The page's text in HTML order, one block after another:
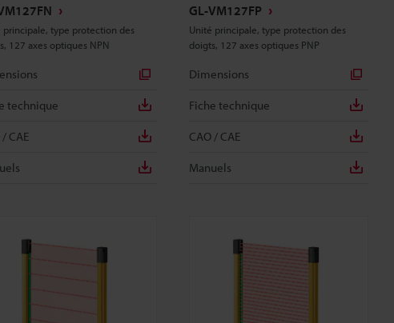
principale, type protection des
127 axes optiques NPN
technique
CAE
GL-VM127FP
Unité principale, type protection des
doigts, 127 axes optiques PNP
Dimensions
Fiche technique
CAO / CAE
Manuels